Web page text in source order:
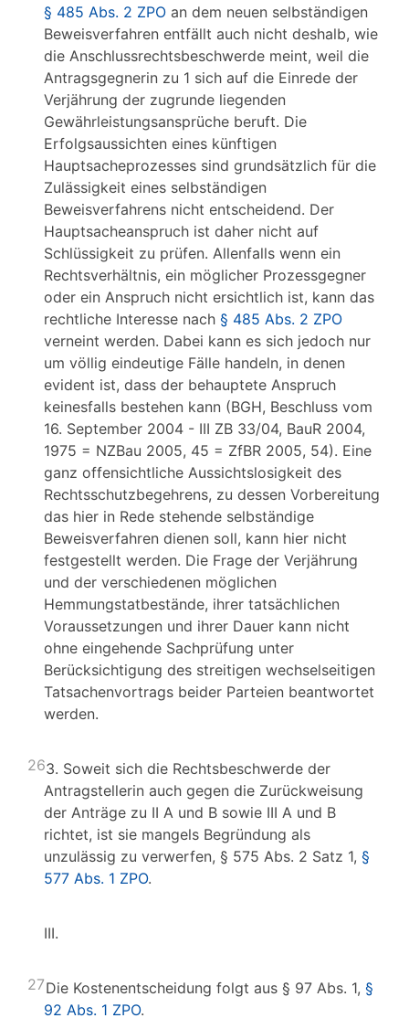
§ 485 Abs. 2 ZPO an dem neuen selbständigen
Beweisverfahren entfällt auch nicht deshalb, wie
die Anschlussrechtsbeschwerde meint, weil die
Antragsgegnerin zu 1 sich auf die Einrede der
Verjährung der zugrunde liegenden
Gewährleistungsansprüche beruft. Die
Erfolgsaussichten eines künftigen
Hauptsacheprozesses sind grundsätzlich für die
Zulässigkeit eines selbständigen
Beweisverfahrens nicht entscheidend. Der
Hauptsacheanspruch ist daher nicht auf
Schlüssigkeit zu prüfen. Allenfalls wenn ein
Rechtsverhältnis, ein möglicher Prozessgegner
oder ein Anspruch nicht ersichtlich ist, kann das
rechtliche Interesse nach § 485 Abs. 2 ZPO
verneint werden. Dabei kann es sich jedoch nur
um völlig eindeutige Fälle handeln, in denen
evident ist, dass der behauptete Anspruch
keinesfalls bestehen kann (BGH, Beschluss vom
16. September 2004 - III ZB 33/04, BauR 2004,
1975 = NZBau 2005, 45 = ZfBR 2005, 54). Eine
ganz offensichtliche Aussichtslosigkeit des
Rechtsschutzbegehrens, zu dessen Vorbereitung
das hier in Rede stehende selbständige
Beweisverfahren dienen soll, kann hier nicht
festgestellt werden. Die Frage der Verjährung
und der verschiedenen möglichen
Hemmungstatbestände, ihrer tatsächlichen
Voraussetzungen und ihrer Dauer kann nicht
ohne eingehende Sachprüfung unter
Berücksichtigung des streitigen wechselseitigen
Tatsachenvortrags beider Parteien beantwortet
werden.
263. Soweit sich die Rechtsbeschwerde der
Antragstellerin auch gegen die Zurückweisung
der Anträge zu II A und B sowie III A und B
richtet, ist sie mangels Begründung als
unzulässig zu verwerfen, § 575 Abs. 2 Satz 1, §
577 Abs. 1 ZPO.
III.
27Die Kostenentscheidung folgt aus § 97 Abs. 1, §
92 Abs. 1 ZPO.